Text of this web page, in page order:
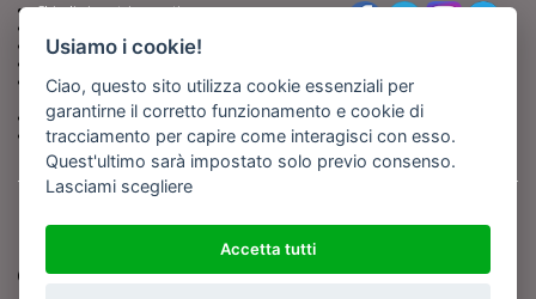
Chiedi ai nostri esperti
Fai pubblicità con noi
Iscriviti al nostro corso di
giornalismo
Compra i nostri libri
Entra in Barinedita Map
Copyright BARIREPORT s.a.s. All rights reserved - Tutte le fotografie recanti il
logo di Barinedita sono state commissionate da BARIREPORT s.a.s. che ne
detiene i Diritti d'Autore e sono state prodotte nell'anno 2012 e seguenti
(tranne che non vi sia uno specifico anno di scatto riportato)
Usiamo i cookie!
Ciao, questo sito utilizza cookie essenziali per
garantirne il corretto funzionamento e cookie di
tracciamento per capire come interagisci con esso.
Quest'ultimo sarà impostato solo previo consenso.
Lasciami scegliere
Accetta tutti